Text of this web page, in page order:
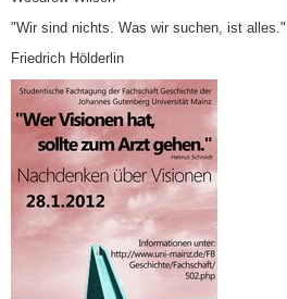
"Wir sind nichts. Was wir suchen, ist alles."
Friedrich Hölderlin